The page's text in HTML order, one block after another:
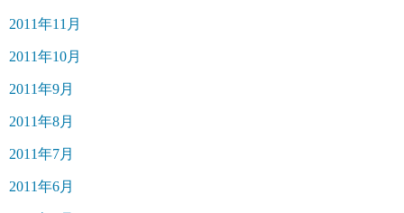
2011年11月
2011年10月
2011年9月
2011年8月
2011年7月
2011年6月